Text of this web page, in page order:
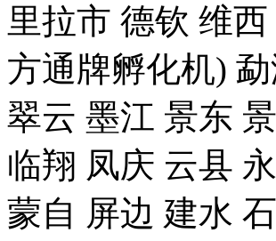
里拉市 德钦 维
方通牌孵化机)
翠云 墨江 景东
临翔 凤庆 云县
蒙自 屏边 建水